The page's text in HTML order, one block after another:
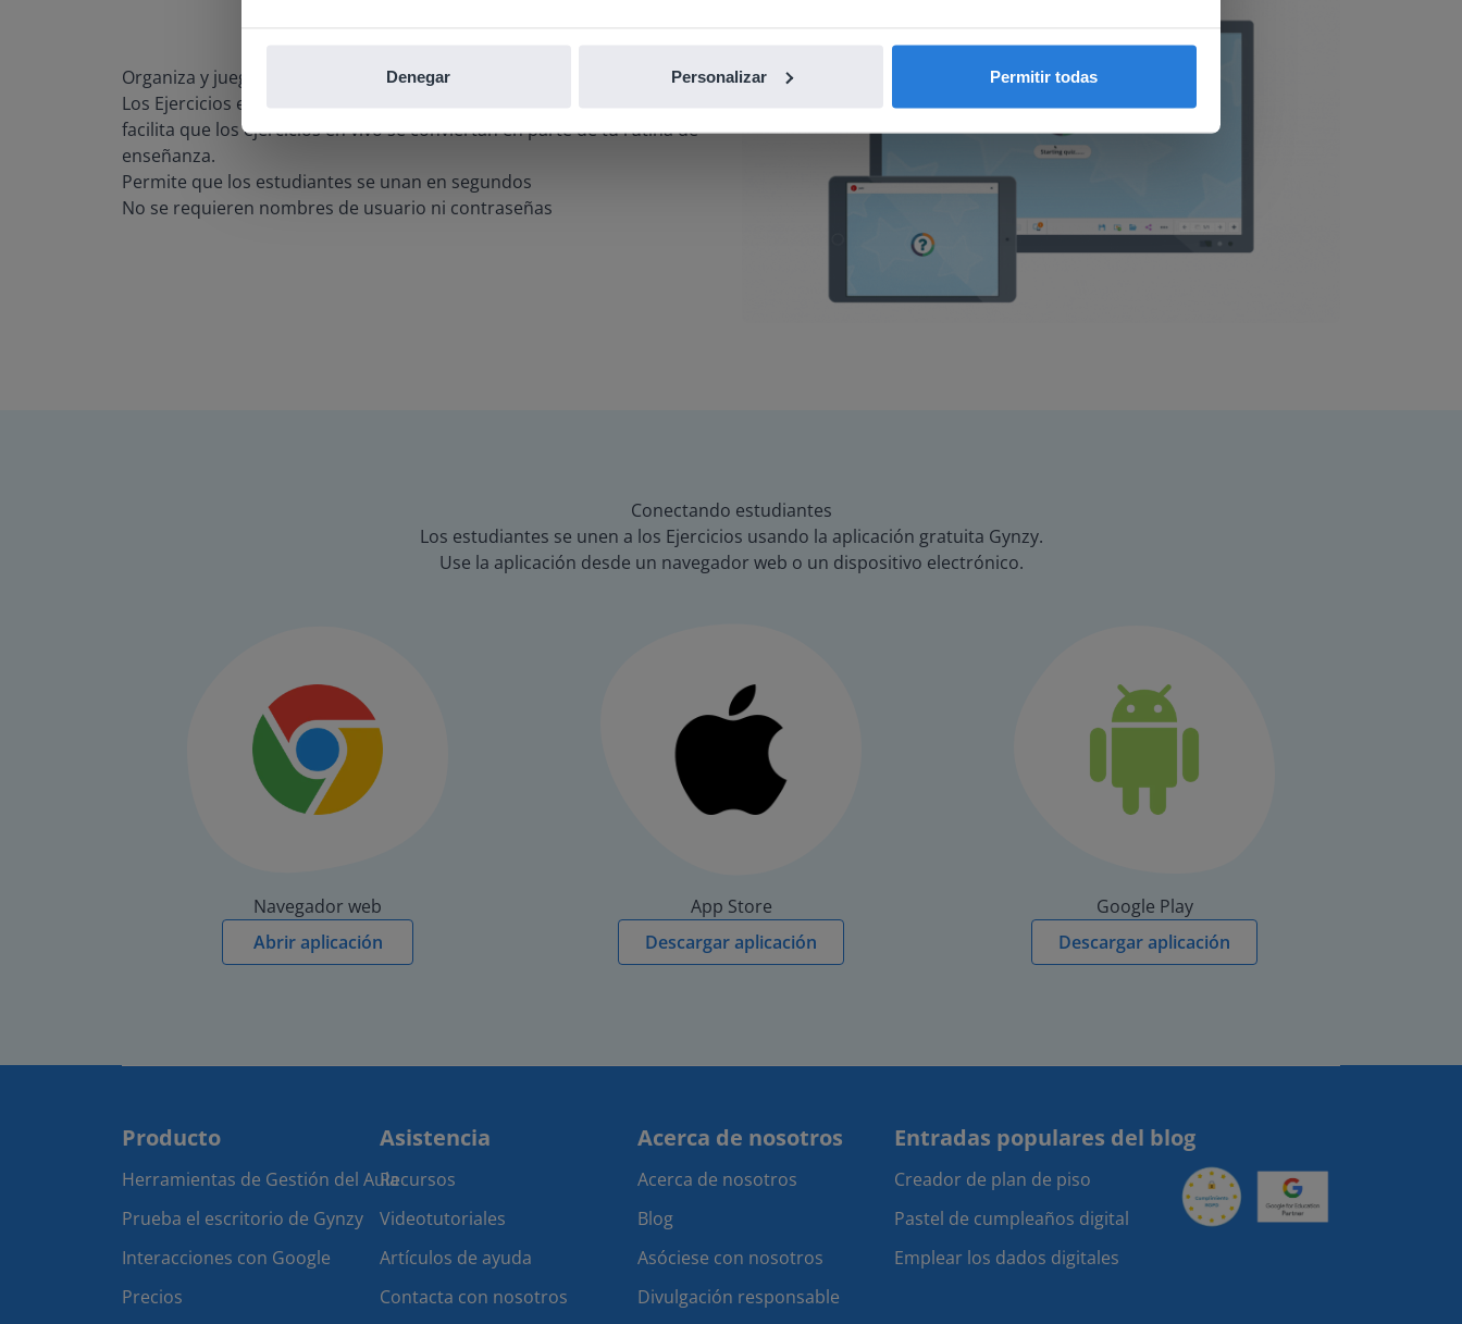
Denegar Personalizar Permitir todas
Organiza y juega durante todo el día
Los Ejercicios están integrados perfectamente dentro de Gynzy, lo que
facilita que los ejercicios en vivo se conviertan en parte de tu rutina de
enseñanza.
Permite que los estudiantes se unan en segundos
No se requieren nombres de usuario ni contraseñas
Conectando estudiantes
Los estudiantes se unen a los Ejercicios usando la aplicación gratuita Gynzy.
Use la aplicación desde un navegador web o un dispositivo electrónico.
Navegador web
Abrir aplicación
App Store
Descargar aplicación
Google Play
Descargar aplicación
Producto
Herramientas de Gestión del Aula
Prueba el escritorio de Gynzy
Interacciones con Google
Precios
Asistencia
Recursos
Videotutoriales
Artículos de ayuda
Contacta con nosotros
Acerca de nosotros
Acerca de nosotros
Blog
Asóciese con nosotros
Divulgación responsable
Entradas populares del blog
Creador de plan de piso
Pastel de cumpleaños digital
Emplear los dados digitales